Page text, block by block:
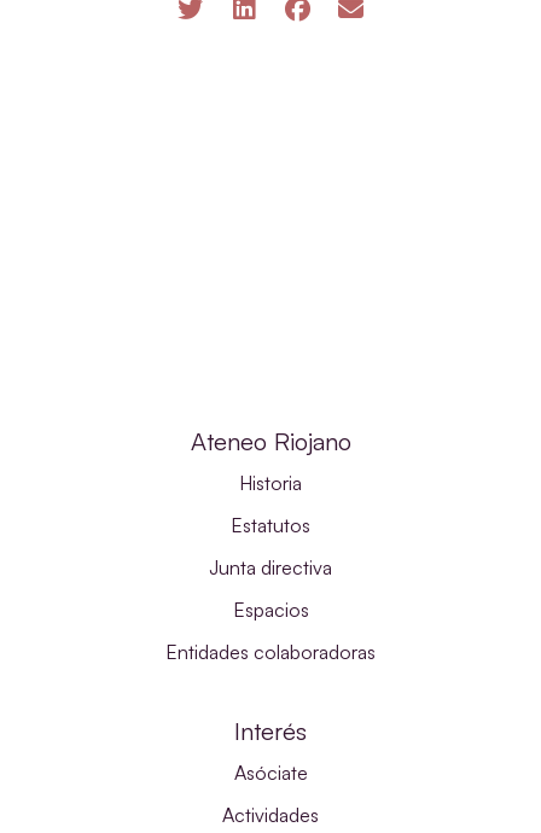
Ateneo Riojano
Historia
Estatutos
Junta directiva
Espacios
Entidades colaboradoras
Interés
Asóciate
Actividades